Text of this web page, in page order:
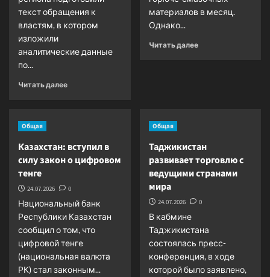
текст обращения к
властям, в котором
изложили
аналитические данные
по...
Читать далееПрочитать
ближайшее
десятилетие
испытать
удары
материалов в месяц.
Однако...
Читать далееПрочитать
горюче-
смазочных
Общая
Казахстан: вступил в
силу закон о цифровом
тенге
24.07.2026 0
Национальный банк
Республики Казахстан
сообщил о том, что
цифровой тенге
(национальная валюта
РК) стал законным...
Общая
Таджикистан
развивает торговлю с
ведущими странами
мира
24.07.2026 0
В кабмине
Таджикистана
состоялась пресс-
конференция, в ходе
которой было заявлено,